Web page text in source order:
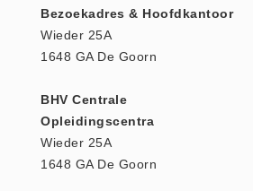
Navulling dispensers (26)
Textiel - Waterafstotend (11)
Reanimatiepoppen -
Oefenmateriaal
Bezoekadres & Hoofdkantoor
Wieder 25A
1648 GA De Goorn
BHV Centrale
Opleidingscentra
Wieder 25A
1648 GA De Goorn